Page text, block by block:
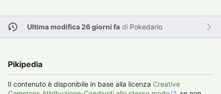
Ultima modifica 26 giorni fadi Pokedario
Pikipedia
Il contenuto è disponibile in base alla licenza Creative